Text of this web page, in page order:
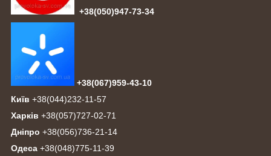
+38(050)947-73-34
+38(067)959-43-10
Київ +38(044)232-11-57
Харків +38(057)727-02-71
Дніпро +38(056)736-21-14
Одеса +38(048)775-11-39